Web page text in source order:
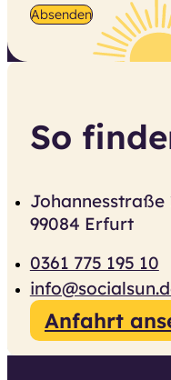
Absenden
So
Johannesstraße
99084 Erfurt
0361 775 195 10
Anfahrt